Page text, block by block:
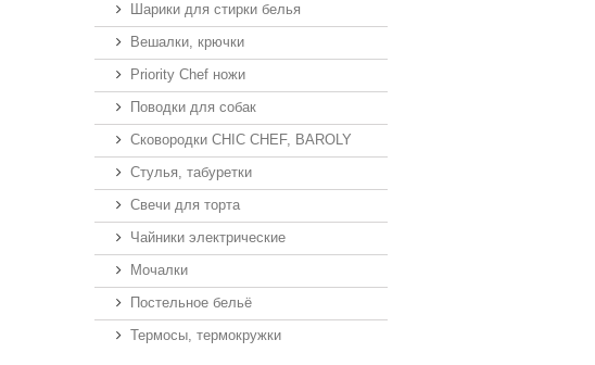
Шарики для стирки белья
Вешалки, крючки
Priority Chef ножи
Поводки для собак
Сковородки CHIC CHEF, BAROLY
Стулья, табуретки
Свечи для торта
Чайники электрические
Мочалки
Постельное бельё
Термосы, термокружки